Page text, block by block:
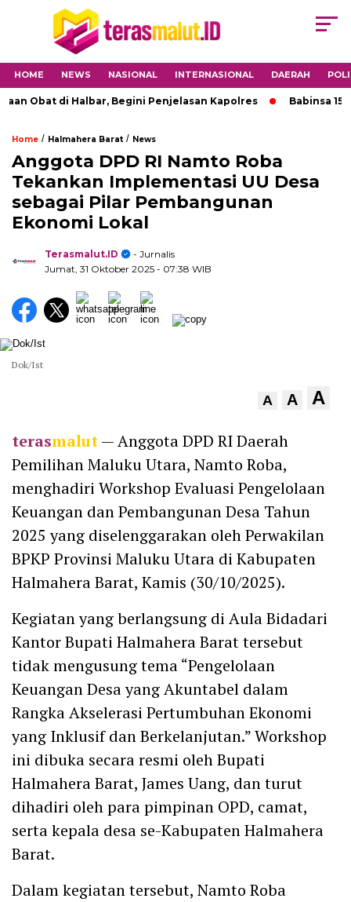
HOME NEWS NASIONAL INTERNASIONAL DAERAH
di Halbar, Begini Penjelasan Kapolres Babinsa 1501-
Home / Halmahera Barat/ News
Anggota DPD RI Namto Roba
Tekankan Implementasi UU Desa
sebagai Pilar Pembangunan
Ekonomi Lokal
Terasmalut.ID
- Jurnalis
Jumat, 31 Oktober 2025 - 07:38 WIB
Dok/Ist
A A A
terasmalut— Anggota DPD RI Daerah
Pemilihan Maluku Utara, Namto Roba,
menghadiri Workshop Evaluasi Pengelolaan
Keuangan dan Pembangunan Desa Tahun
2025 yang diselenggarakan oleh Perwakilan
BPKP Provinsi Maluku Utara di Kabupaten
Halmahera Barat, Kamis (30/10/2025).
Kegiatan yang berlangsung di Aula Bidadari
Kantor Bupati Halmahera Barat tersebut
tidak mengusung tema “Pengelolaan
Keuangan Desa yang Akuntabel dalam
Rangka Akselerasi Pertumbuhan Ekonomi
yang Inklusif dan Berkelanjutan.” Workshop
ini dibuka secara resmi oleh Bupati
Halmahera Barat, James Uang, dan turut
dihadiri oleh para pimpinan OPD, camat,
serta kepala desa se-Kabupaten Halmahera
Barat.
Dalam kegiatan tersebut, Namto Roba